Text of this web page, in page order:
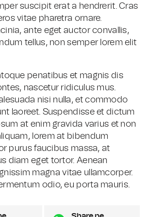
suscipit erat a hendrerit. Cras
vitae pharetra ornare.
ante eget auctor convallis,
tellus, non semper lorem elit
penatibus et magnis dis
nascetur ridiculus mus.
nisi nulla, et commodo
laoreet. Suspendisse et dictum
at enim gravida varius et non
lorem at bibendum
purus faucibus massa, at
diam eget tortor. Aenean
magna vitae ullamcorper.
odio, eu porta mauris.